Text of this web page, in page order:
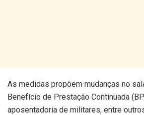
As medidas propõem mudanças no
Benefício de Prestação Continuada
aposentadoria de militares, entre